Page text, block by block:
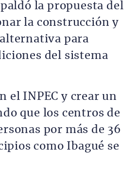
la propuesta del
la construcción y
para
del sistema
el INPEC y crear un
que los centros de
por más de 36
como Ibagué se